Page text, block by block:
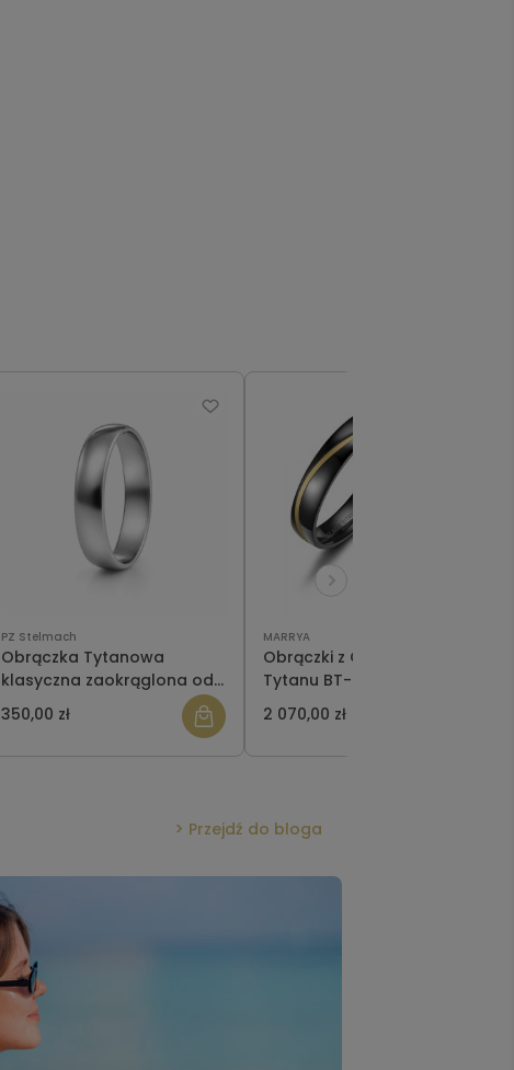
PZ Stelmach
Obrączka Tytanowa
klasyczna zaokrąglona od
2 do 10 mm
350,00 zł
MARRYA
Obrączki z Czarnego
Tytanu BT-01
2 070,00 zł
Przejdź do bloga